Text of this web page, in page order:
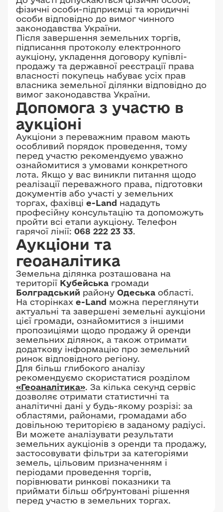
фізичні особи-підприємці та юридичні
особи відповідно до вимог чинного
законодавства України.
Після завершення земельних торгів,
підписання протоколу електронного
аукціону, укладення договору купівлі-
продажу та державної реєстрації права
власності покупець набуває усіх прав
власника земельної ділянки відповідно до
вимог законодавства України.
Допомога з участю в
аукціоні
Аукціони з переважним правом мають
особливий порядок проведення, тому
перед участю рекомендуємо уважно
ознайомитися з умовами конкретного
лота. Якщо у вас виникли питання щодо
реалізації переважного права, підготовки
документів або участі у земельних
торгах, фахівці e-Land нададуть
професійну консультацію та допоможуть
пройти всі етапи аукціону. Телефон
гарячої лінії: 068 222 23 33.
Аукціони та
геоаналітика
Земельна ділянка розташована на
території Кубейська громади
Болградський району Одеська області.
На сторінках e-Land можна переглянути
актуальні та завершені земельні аукціони
цієї громади, ознайомитися з іншими
пропозиціями щодо продажу й оренди
земельних ділянок, а також отримати
додаткову інформацію про земельний
ринок відповідного регіону.
Для більш глибокого аналізу
рекомендуємо скористатися розділом
«Геоаналітика». За кілька секунд сервіс
дозволяє отримати статистичні та
аналітичні дані у будь-якому розрізі: за
областями, районами, громадами або
довільною територією в заданому радіусі.
Ви можете аналізувати результати
земельних аукціонів з оренди та продажу,
застосовувати фільтри за категоріями
земель, цільовим призначенням і
періодами проведення торгів,
порівнювати ринкові показники та
приймати більш обґрунтовані рішення
перед участю в земельних торгах.